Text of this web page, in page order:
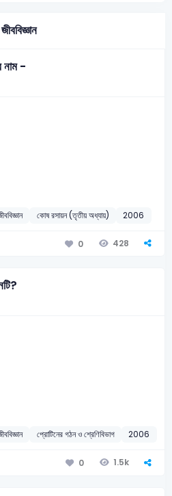
জীববিজ্ঞান
নাম -
কোষ রসায়ন (তৃতীয় অধ্যায়) 2006
0 428
প্রোটিনের গঠন ও শ্রেণিবিভাগ 2006
0 1.5k